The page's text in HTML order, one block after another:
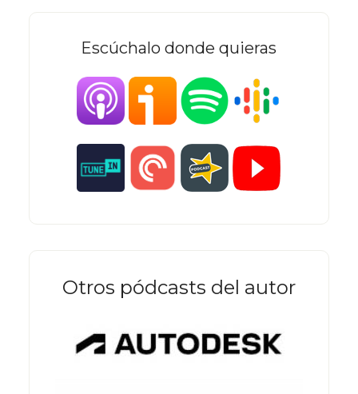
Escúchalo donde quieras
Otros pódcasts del autor